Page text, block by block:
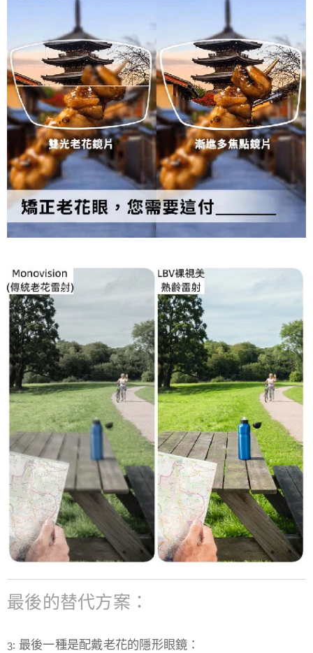
最後的替代方案：
3: 最後一種是配戴老花的隱形眼鏡：